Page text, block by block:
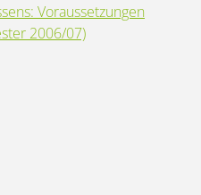
Voraussetzungen
2006/07)